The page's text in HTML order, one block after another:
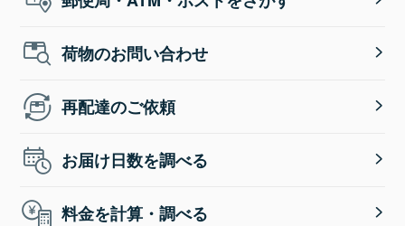
荷物のお問い合わせ
再配達のご依頼
お届け日数を調べる
料金を計算・調べる